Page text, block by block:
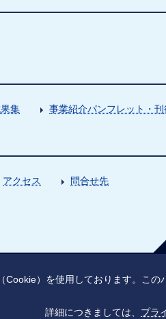
集 事業紹介パンフレット・刊
アクセス 問合せ先
法人番号：9010005023796
）を使用しております。こ
詳細につきましては、 プラ